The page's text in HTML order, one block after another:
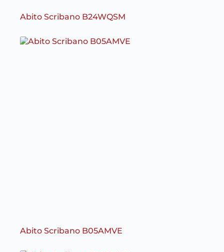
Abito Scribano B24WQSM
Abito Scribano B05AMVE